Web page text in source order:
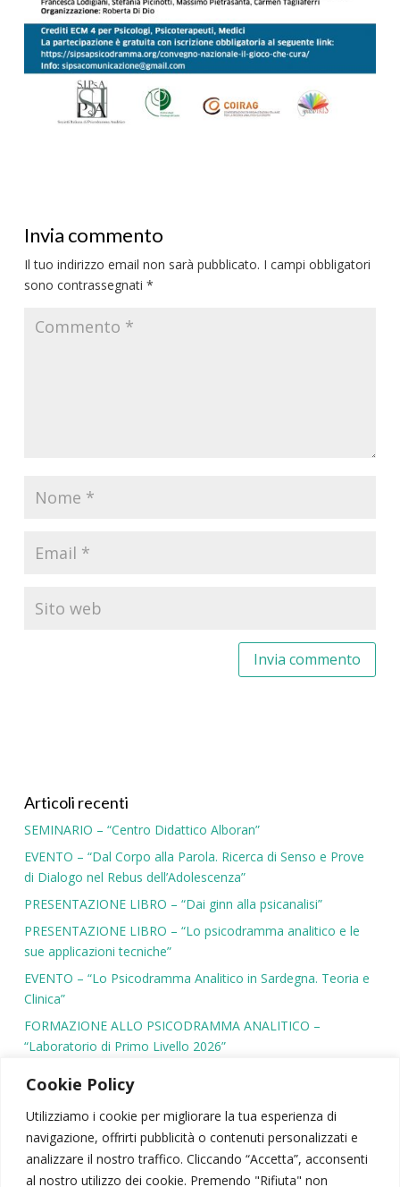
Cookie Policy
Utilizziamo i cookie per migliorare la tua esperienza di
navigazione, offrirti pubblicità o contenuti personalizzati e
analizzare il nostro traffico. Cliccando “Accetta”, acconsenti
al nostro utilizzo dei cookie. Premendo "Rifiuta" non
Invia commento
Il tuo indirizzo email non sarà pubblicato. I campi obbligatori
sono contrassegnati *
Articoli recenti
SEMINARIO – “Centro Didattico Alboran”
EVENTO – “Dal Corpo alla Parola. Ricerca di Senso e Prove
di Dialogo nel Rebus dell’Adolescenza”
PRESENTAZIONE LIBRO – “Dai ginn alla psicanalisi”
PRESENTAZIONE LIBRO – “Lo psicodramma analitico e le
sue applicazioni tecniche”
EVENTO – “Lo Psicodramma Analitico in Sardegna. Teoria e
Clinica”
FORMAZIONE ALLO PSICODRAMMA ANALITICO –
“Laboratorio di Primo Livello 2026”
SIPSA| PSICODRAMMA | ATTIVITÀ SCIENTIFICA
CONTATTI|AREA RISERVATA |NEWSLETTER